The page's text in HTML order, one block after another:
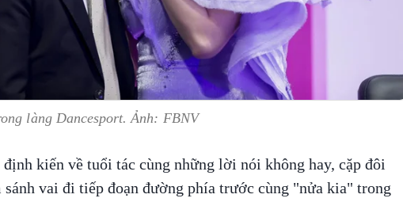
làng Dancesport. Ảnh: FBNV
kiến về tuổi tác cùng những lời nói không hay, cặp đôi
sánh vai đi tiếp đoạn đường phía trước cùng "nửa kia" trong